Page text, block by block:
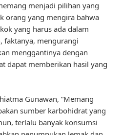
menjadi pilihan yang
orang yang mengira bahwa
yang harus ada dalam
faktanya, mengurangi
menggantinya dengan
dapat memberikan hasil yang
Gunawan, “Memang
sumber karbohidrat yang
terlalu banyak konsumsi